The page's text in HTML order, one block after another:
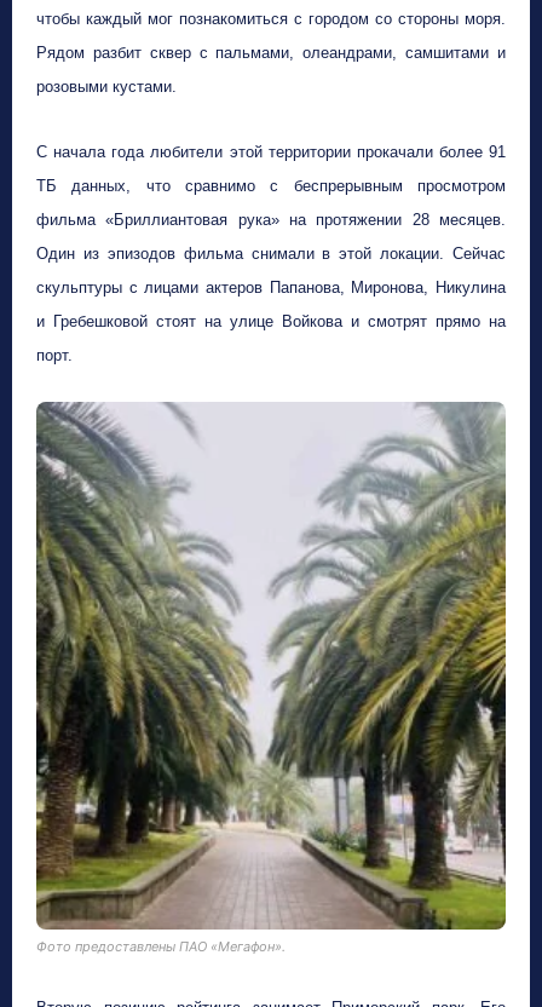
чтобы каждый мог познакомиться с городом со стороны моря.
Рядом разбит сквер с пальмами, олеандрами, самшитами и
розовыми кустами.
С начала года любители этой территории прокачали более 91
ТБ данных, что сравнимо с беспрерывным просмотром
фильма «Бриллиантовая рука» на протяжении 28 месяцев.
Один из эпизодов фильма снимали в этой локации. Сейчас
скульптуры с лицами актеров Папанова, Миронова, Никулина
и Гребешковой стоят на улице Войкова и смотрят прямо на
порт.
Фото предоставлены ПАО «Мегафон».